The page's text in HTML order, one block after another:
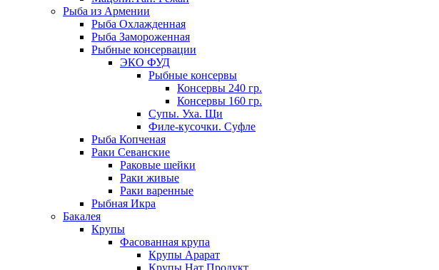
Рыба из Армении
Рыба Охлажденная
Рыба Замороженная
Рыбные консервации
ЭКО ФУД
Рыбные консервы
Консервы 240 гр.
Консервы 160 гр.
Супы. Уха. Щи
Филе-кусочки. Суфле
Рыба Копченая
Раки Севанские
Раковые шейки
Раки живые
Раки варенные
Рыбная Икра
Бакалея
Крупы
Фасованная крупа
Крупы Арарат
Крупы Нат Продукт